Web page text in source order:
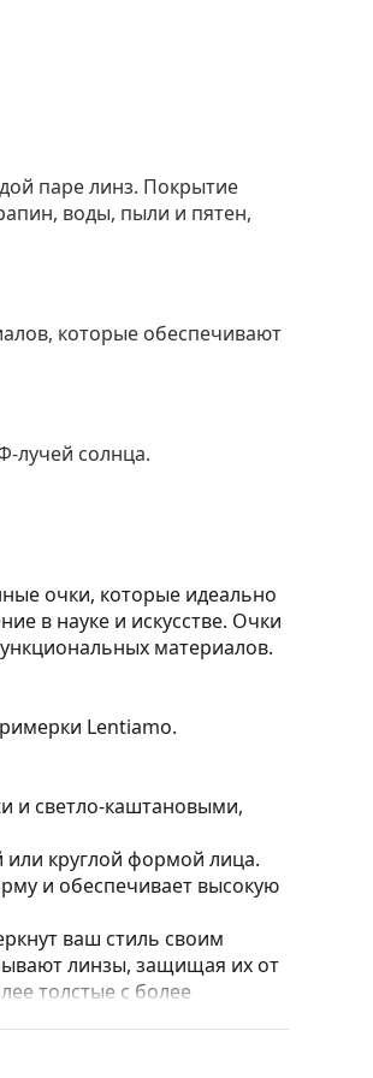
паре линз. Покрытие
воды, пыли и пятен,
которые обеспечивают
лучей солнца.
очки, которые идеально
в науке и искусстве. Очки
материалов.
Lentiamo.
и светло-каштановыми,
круглой формой лица.
и обеспечивает высокую
ваш стиль своим
линзы, защищая их от
толстые с более
очков для
опытным оптиком,